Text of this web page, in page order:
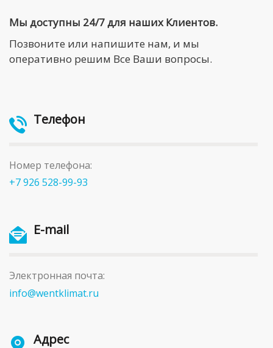
Мы доступны 24/7 для наших Клиентов.
Позвоните или напишите нам, и мы
оперативно решим Все Ваши вопросы.
Телефон
Номер телефона:
+7 926 528-99-93
E-mail
Электронная почта:
info@wentklimat.ru
Адрес